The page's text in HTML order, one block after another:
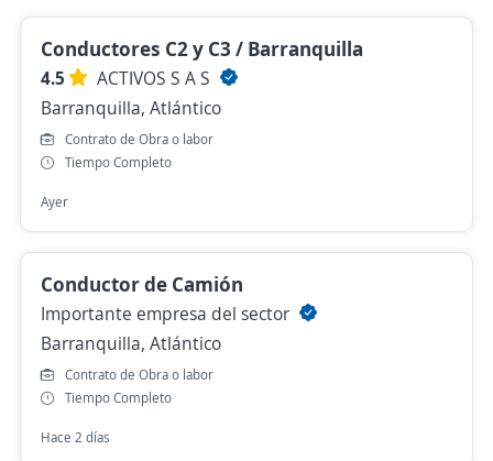
Conductores C2 y C3 / Barranquilla
4.5
ACTIVOS S A S
Barranquilla, Atlántico
Contrato de Obra o labor
Tiempo Completo
Ayer
Conductor de Camión
Importante empresa del sector
Barranquilla, Atlántico
Contrato de Obra o labor
Tiempo Completo
Hace 2 días